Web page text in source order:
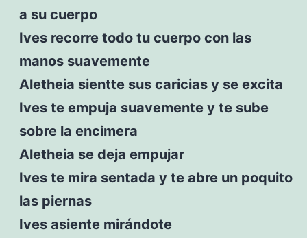
a su cuerpo
Ives recorre todo tu cuerpo con las
manos suavemente
Aletheia sientte sus caricias y se excita
Ives te empuja suavemente y te sube
sobre la encimera
Aletheia se deja empujar
Ives te mira sentada y te abre un poquito
las piernas
Ives asiente mirándote